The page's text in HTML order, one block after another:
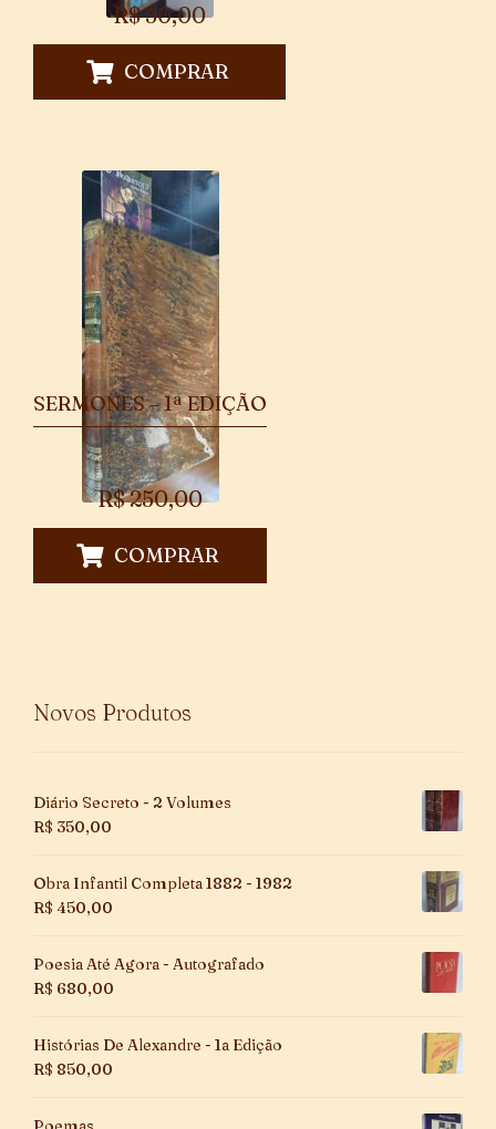
R$50,00
COMPRAR
SERMONES – 1ª EDIÇÃO
R$250,00
COMPRAR
Novos Produtos
Diário Secreto - 2 Volumes
R$ 350,00
Obra Infantil Completa 1882 - 1982
R$ 450,00
Poesia Até Agora - Autografado
R$ 680,00
Histórias De Alexandre - 1a Edição
R$ 850,00